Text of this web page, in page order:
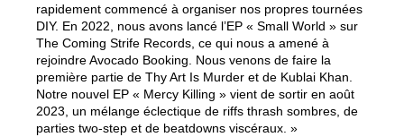
rapidement commencé à organiser nos propres tournées
DIY. En 2022, nous avons lancé l’EP « Small World » sur
The Coming Strife Records, ce qui nous a amené à
rejoindre Avocado Booking. Nous venons de faire la
première partie de Thy Art Is Murder et de Kublai Khan.
Notre nouvel EP « Mercy Killing » vient de sortir en août
2023, un mélange éclectique de riffs thrash sombres, de
parties two-step et de beatdowns viscéraux. »